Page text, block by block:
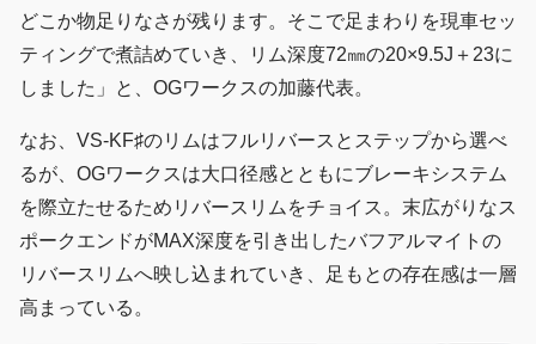
どこか物足りなさが残ります。そこで足まわりを現車セッ
ティングで煮詰めていき、リム深度72㎜の20×9.5J＋23に
しました」と、OGワークスの加藤代表。
なお、VS‐KF♯のリムはフルリバースとステップから選べ
るが、OGワークスは大口径感とともにブレーキシステム
を際立たせるためリバースリムをチョイス。末広がりなス
ポークエンドがMAX深度を引き出したバフアルマイトの
リバースリムへ映し込まれていき、足もとの存在感は一層
高まっている。